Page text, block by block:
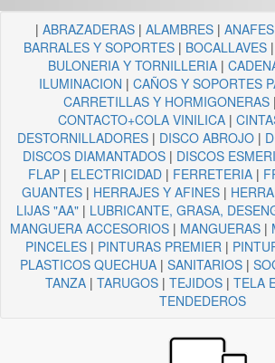
| ABRAZADERAS| ALAMBRES| ANAFES
BARRALES Y SOPORTES | BOCALLAVES |
BULONERIA Y TORNILLERIA |
ILUMINACION | CAÑOS Y SOPORTES
CARRETILLAS Y HORMIGONERAS|
CONTACTO+COLA VINILICA|
DESTORNILLADORES| DISCO ABROJO|
DISCOS DIAMANTADOS| DISCOS
FLAP | ELECTRICIDAD | FERRETERIA |
GUANTES| HERRAJES Y AFINES|
LIJAS "AA"| LUBRICANTE, GRASA,
MANGUERA ACCESORIOS| MANGUERAS|
PINCELES| PINTURAS PREMIER |
PLASTICOS QUECHUA | SANITARIOS |
TANZA | TARUGOS | TEJIDOS | TELA
TENDEDEROS